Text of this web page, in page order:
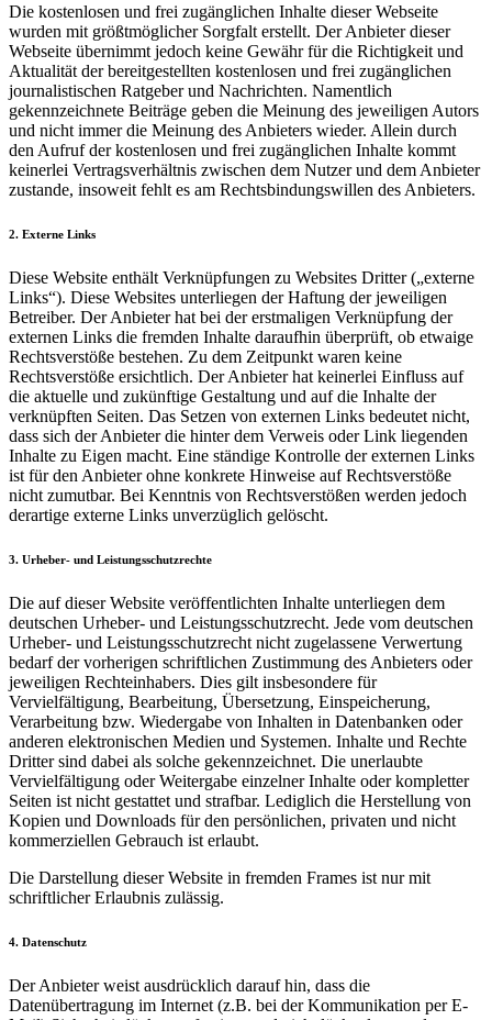
Die kostenlosen und frei zugänglichen Inhalte dieser Webseite
wurden mit größtmöglicher Sorgfalt erstellt. Der Anbieter dieser
Webseite übernimmt jedoch keine Gewähr für die Richtigkeit und
Aktualität der bereitgestellten kostenlosen und frei zugänglichen
journalistischen Ratgeber und Nachrichten. Namentlich
gekennzeichnete Beiträge geben die Meinung des jeweiligen Autors
und nicht immer die Meinung des Anbieters wieder. Allein durch
den Aufruf der kostenlosen und frei zugänglichen Inhalte kommt
keinerlei Vertragsverhältnis zwischen dem Nutzer und dem Anbieter
zustande, insoweit fehlt es am Rechtsbindungswillen des Anbieters.
2. Externe Links
Diese Website enthält Verknüpfungen zu Websites Dritter („externe
Links“). Diese Websites unterliegen der Haftung der jeweiligen
Betreiber. Der Anbieter hat bei der erstmaligen Verknüpfung der
externen Links die fremden Inhalte daraufhin überprüft, ob etwaige
Rechtsverstöße bestehen. Zu dem Zeitpunkt waren keine
Rechtsverstöße ersichtlich. Der Anbieter hat keinerlei Einfluss auf
die aktuelle und zukünftige Gestaltung und auf die Inhalte der
verknüpften Seiten. Das Setzen von externen Links bedeutet nicht,
dass sich der Anbieter die hinter dem Verweis oder Link liegenden
Inhalte zu Eigen macht. Eine ständige Kontrolle der externen Links
ist für den Anbieter ohne konkrete Hinweise auf Rechtsverstöße
nicht zumutbar. Bei Kenntnis von Rechtsverstößen werden jedoch
derartige externe Links unverzüglich gelöscht.
3. Urheber- und Leistungsschutzrechte
Die auf dieser Website veröffentlichten Inhalte unterliegen dem
deutschen Urheber- und Leistungsschutzrecht. Jede vom deutschen
Urheber- und Leistungsschutzrecht nicht zugelassene Verwertung
bedarf der vorherigen schriftlichen Zustimmung des Anbieters oder
jeweiligen Rechteinhabers. Dies gilt insbesondere für
Vervielfältigung, Bearbeitung, Übersetzung, Einspeicherung,
Verarbeitung bzw. Wiedergabe von Inhalten in Datenbanken oder
anderen elektronischen Medien und Systemen. Inhalte und Rechte
Dritter sind dabei als solche gekennzeichnet. Die unerlaubte
Vervielfältigung oder Weitergabe einzelner Inhalte oder kompletter
Seiten ist nicht gestattet und strafbar. Lediglich die Herstellung von
Kopien und Downloads für den persönlichen, privaten und nicht
kommerziellen Gebrauch ist erlaubt.
Die Darstellung dieser Website in fremden Frames ist nur mit
schriftlicher Erlaubnis zulässig.
4. Datenschutz
Der Anbieter weist ausdrücklich darauf hin, dass die
Datenübertragung im Internet (z.B. bei der Kommunikation per E-